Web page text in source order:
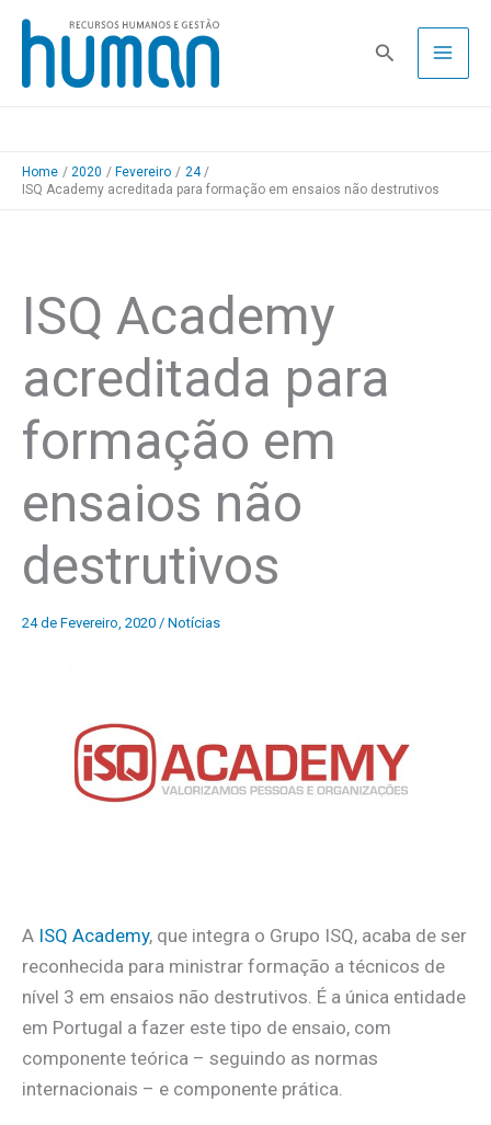
Skip
content
Pesquisa
Home 2020 Fevereiro
24
ISQ Academy acreditada para formação em ensaios não destrutivos
ISQ Academy
acreditada para
formação em
ensaios não
destrutivos
24 de Fevereiro, 2020 / Notícias
A ISQ Academy, que integra o Grupo ISQ, acaba de ser
reconhecida para ministrar formação a técnicos de
nível 3 em ensaios não destrutivos. É a única entidade
em Portugal a fazer este tipo de ensaio, com
componente teórica – seguindo as normas
internacionais – e componente prática.